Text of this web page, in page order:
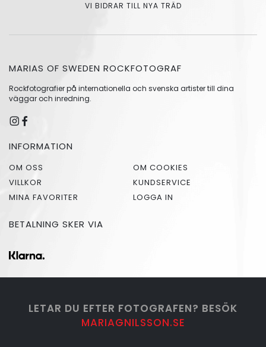
VI BIDRAR TILL NYA TRÄD
MARIAS OF SWEDEN ROCKFOTOGRAF
Rockfotografier på internationella och svenska artister till dina
väggar och inredning.
INFORMATION
OM OSS
OM COOKIES
VILLKOR
KUNDSERVICE
MINA FAVORITER
LOGGA IN
BETALNING SKER VIA
LETAR DU EFTER FOTOGRAFEN? BESÖK
MARIAGNILSSON.SE